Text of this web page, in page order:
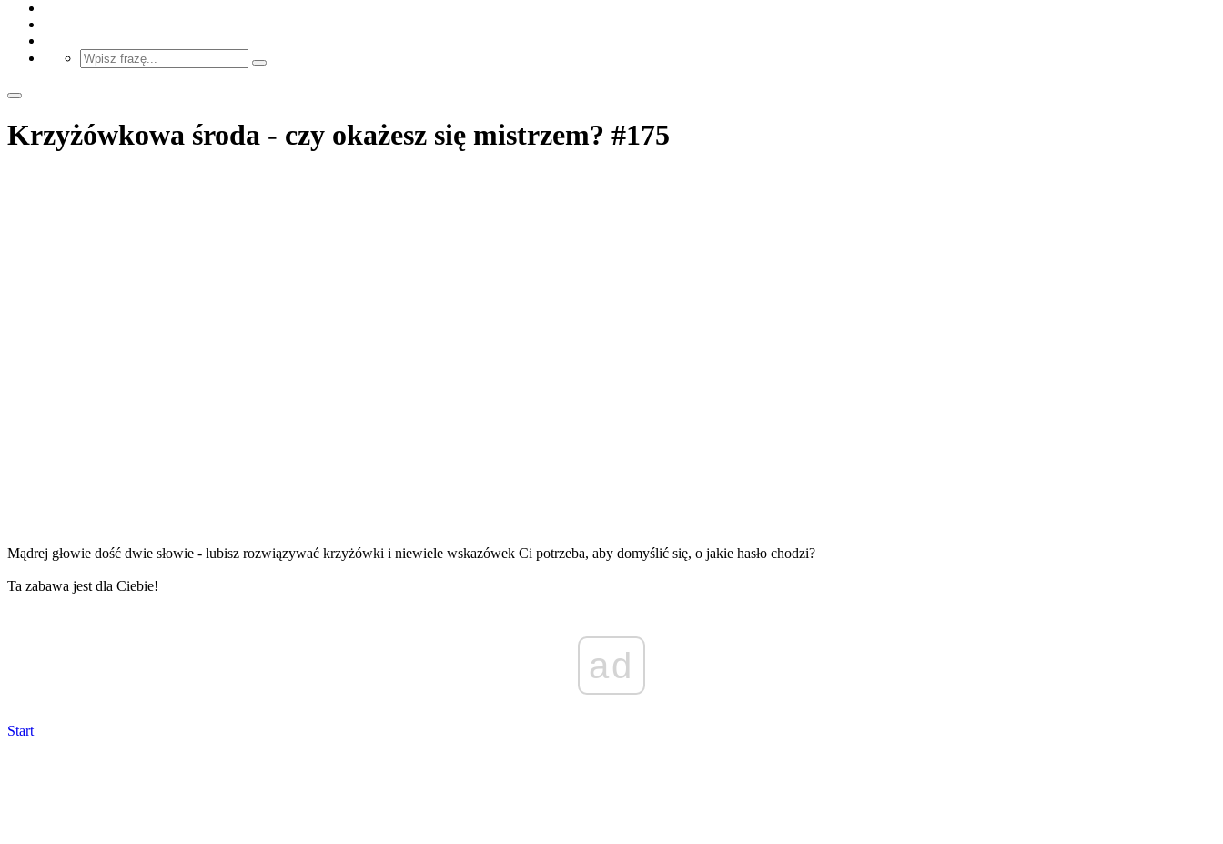
Krzyżówkowa środa - czy okażesz się mistrzem? #175
Mądrej głowie dość dwie słowie - lubisz rozwiązywać krzyżówki i niewiele wskazówek Ci potrzeba, aby domyślić się, o jakie hasło chodzi?
Ta zabawa jest dla Ciebie!
ad
Start